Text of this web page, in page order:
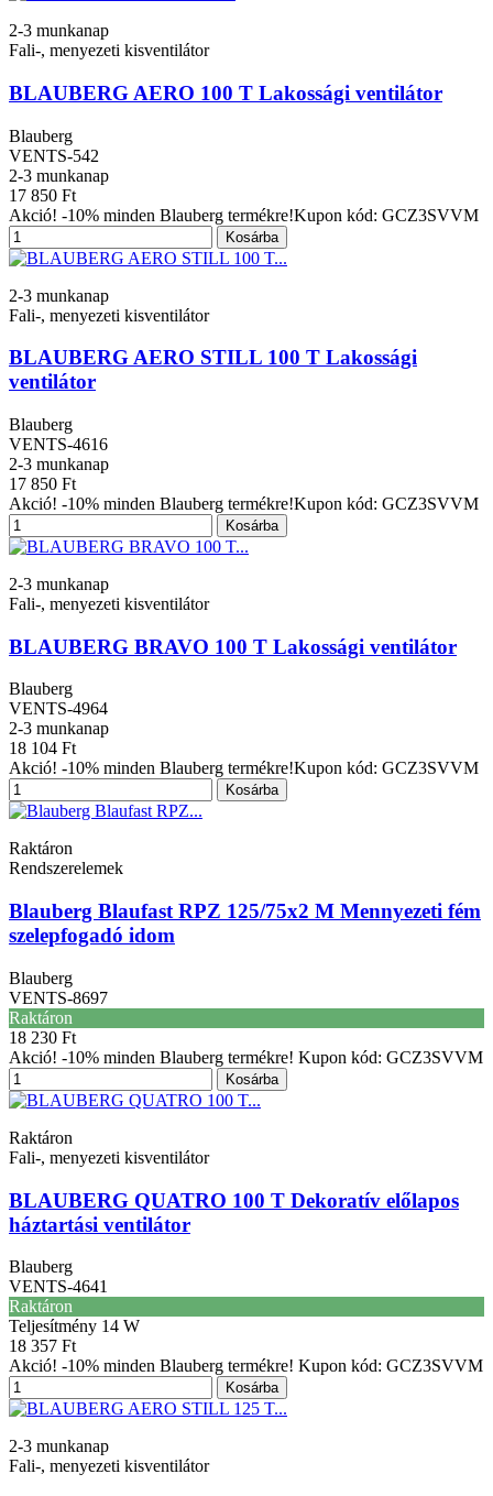
2-3 munkanap
Fali-, menyezeti kisventilátor
BLAUBERG AERO 100 T Lakossági ventilátor
Blauberg
VENTS-542
2-3 munkanap
17 850 Ft
Akció! -10% minden Blauberg termékre!Kupon kód: GCZ3SVVM
Kosárba
2-3 munkanap
Fali-, menyezeti kisventilátor
BLAUBERG AERO STILL 100 T Lakossági
ventilátor
Blauberg
VENTS-4616
2-3 munkanap
17 850 Ft
Akció! -10% minden Blauberg termékre!Kupon kód: GCZ3SVVM
Kosárba
2-3 munkanap
Fali-, menyezeti kisventilátor
BLAUBERG BRAVO 100 T Lakossági ventilátor
Blauberg
VENTS-4964
2-3 munkanap
18 104 Ft
Akció! -10% minden Blauberg termékre!Kupon kód: GCZ3SVVM
Kosárba
Raktáron
Rendszerelemek
Blauberg Blaufast RPZ 125/75x2 M Mennyezeti fém
szelepfogadó idom
Blauberg
VENTS-8697
Raktáron
18 230 Ft
Akció! -10% minden Blauberg termékre! Kupon kód: GCZ3SVVM
Kosárba
Raktáron
Fali-, menyezeti kisventilátor
BLAUBERG QUATRO 100 T Dekoratív előlapos
háztartási ventilátor
Blauberg
VENTS-4641
Raktáron
Teljesítmény 14 W
18 357 Ft
Akció! -10% minden Blauberg termékre! Kupon kód: GCZ3SVVM
Kosárba
2-3 munkanap
Fali-, menyezeti kisventilátor